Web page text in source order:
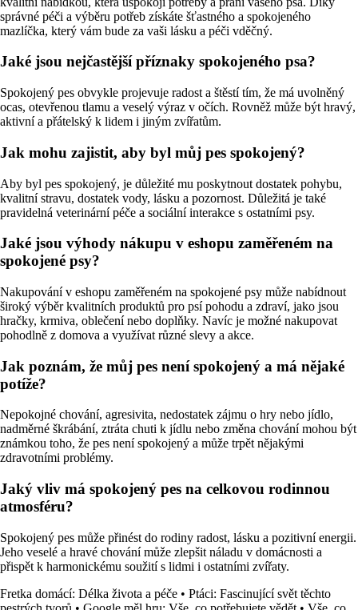
správné péči a výběru potřeb získáte šťastného a spokojeného
mazlíčka, který vám bude za vaši lásku a péči vděčný.
Jaké jsou nejčastější příznaky spokojeného psa?
Spokojený pes obvykle projevuje radost a štěstí tím, že má uvolněný
ocas, otevřenou tlamu a veselý výraz v očích. Rovněž může být hravý,
aktivní a přátelský k lidem i jiným zvířatům.
Jak mohu zajistit, aby byl můj pes spokojený?
Aby byl pes spokojený, je důležité mu poskytnout dostatek pohybu,
kvalitní stravu, dostatek vody, lásku a pozornost. Důležitá je také
pravidelná veterinární péče a sociální interakce s ostatními psy.
Jaké jsou výhody nákupu v eshopu zaměřeném na
spokojené psy?
Nakupování v eshopu zaměřeném na spokojené psy může nabídnout
široký výběr kvalitních produktů pro psí pohodu a zdraví, jako jsou
hračky, krmiva, oblečení nebo doplňky. Navíc je možné nakupovat
pohodlně z domova a využívat různé slevy a akce.
Jak poznám, že můj pes není spokojený a má nějaké
potíže?
Nepokojné chování, agresivita, nedostatek zájmu o hry nebo jídlo,
nadměrné škrábání, ztráta chuti k jídlu nebo změna chování mohou být
známkou toho, že pes není spokojený a může trpět nějakými
zdravotními problémy.
Jaký vliv má spokojený pes na celkovou rodinnou
atmosféru?
Spokojený pes může přinést do rodiny radost, lásku a pozitivní energii.
Jeho veselé a hravé chování může zlepšit náladu v domácnosti a
přispět k harmonickému soužití s lidmi i ostatními zvířaty.
Fretka domácí: Délka života a péče • Ptáci: Fascinující svět těchto